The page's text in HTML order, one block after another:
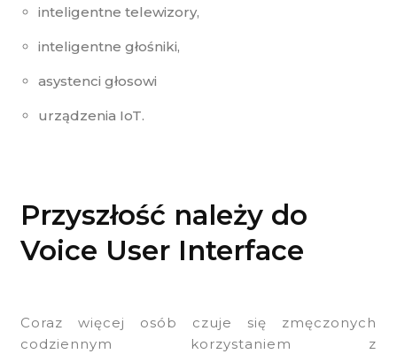
inteligentne telewizory,
inteligentne głośniki,
asystenci głosowi
urządzenia IoT.
Przyszłość należy do
Voice User Interface
Coraz więcej osób czuje się zmęczonych
codziennym korzystaniem z